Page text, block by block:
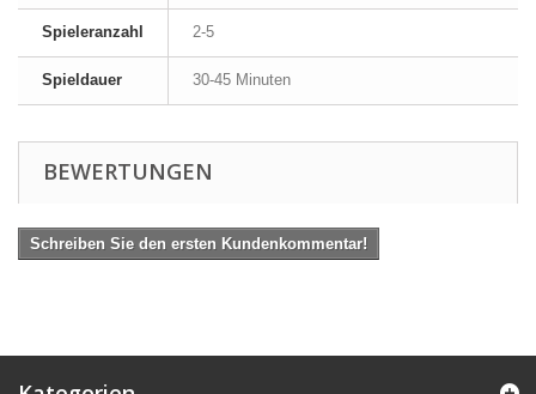
Spieleranzahl 2-5
Spieldauer 30-45 Minuten
BEWERTUNGEN
Schreiben Sie den ersten Kundenkommentar!